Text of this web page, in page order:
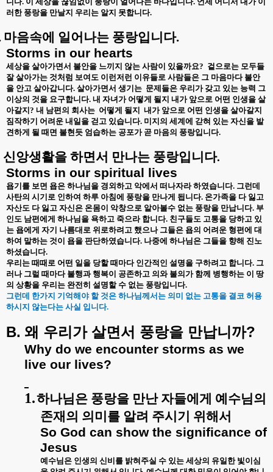
러한 풍랑을 만날지 우리는 알지 못합니다.
마음속에 일어나는 풍랑입니다.
Storms in our hearts
세상을 살아가면서 불안을 느끼지 않는 사람이 있을까요? 겉으로는 모두들
잘 살아가는 것처럼 보여도 이런저런 이유들로 사람들은 그 마음마다 불안
을 안고 살아갑니다. 살아가면서 생기는 문제들은 우리가 갖고 있는 능력 그
이상의 것을 요구합니다. 내 자녀가 어떻게 될지 내가 앞으로 어떤 인생을 살
아갈지? 내 남편의 회사는 어떻게 될지
내가 앞으로 어떤 인생을 살아갈지
짐작하기 어려운 내일을 걷고 있습니다. 미지의 세계에 갇혀 있는 자신을 발
견하게 될 때면 불현듯 엄습하는 공포가 곧 마음의 풍랑입니다.
신앙생활을 하면서 만나는 풍랑입니다.
Storms in our spiritual lives
욥기를 보면 욥은 하나님을 경외하고 악에서 떠나자라 하였습니다. 그런데
사탄의 시기로 인하여 하루 아침에 풍랑을 만나게 됩니다. 온가족을 다 잃고
자산도 다 잃고 자신은 온몸이 악창으로 알아볼수 없는 풍랑을 만납니다. 부
인도 남편에게 하나님을 욕하고 죽으라 합니다. 친구들도 고통을 당하고 있
는 욥에게 자기 나름대로 위로하려고 했으나 그들은 욥의 어려운 형편에 대
하여 말하는 것이 욥을 판단하였습니다. 나중에 하나님은 그들을 향해 진노
하셨습니다.
우리는 때때로 어떤 일을 당할 때마다 인간적인 설명을 구하려고 합니다. 그
러나 그럴 때마다 불행과 행복이 공존하고 의와 불의가 함께 병행하는 이 땅
의 상황을 우리는 완전히 설명할 수 없는 풍랑입니다.
그런데 한가지 기억해야 할 것은 하나님께서는 의미 없는 고통을 결코 허용
하시지 않는다는 사실 입니다.
B. 왜 우리가 살면서 풍랑을 만납니까?
Why do we encounter storms as we
live our lives?
1.하나님은 풍랑을 만난 자들에게 예수님의
존재의 의미를 알려 주시기 위해서
So God can show the significance of
Jesus
예수님은 인생의 신비를 밝혀주실 수 있는 세상의 유일한 빛이심